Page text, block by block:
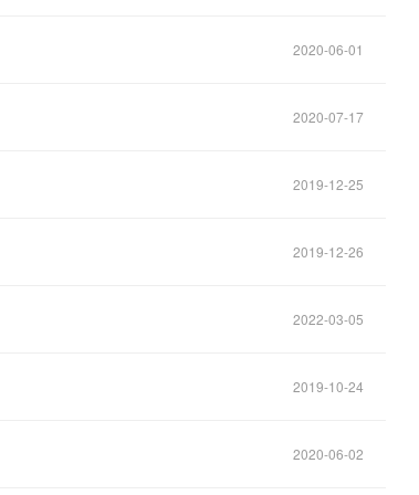
2020-06-01
2020-07-17
2019-12-25
2019-12-26
2022-03-05
2019-10-24
2020-06-02